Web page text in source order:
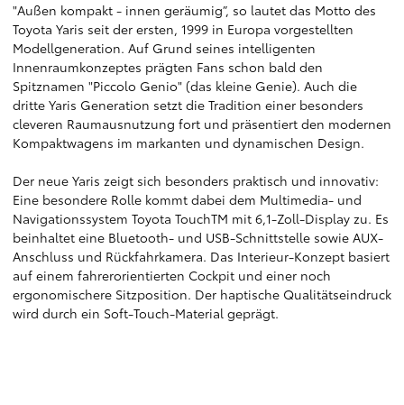
"Außen kompakt - innen geräumig”, so lautet das Motto des
Toyota Yaris seit der ersten, 1999 in Europa vorgestellten
Modellgeneration. Auf Grund seines intelligenten
Innenraumkonzeptes prägten Fans schon bald den
Spitznamen "Piccolo Genio" (das kleine Genie). Auch die
dritte Yaris Generation setzt die Tradition einer besonders
cleveren Raumausnutzung fort und präsentiert den modernen
Kompaktwagens im markanten und dynamischen Design.
Der neue Yaris zeigt sich besonders praktisch und innovativ:
Eine besondere Rolle kommt dabei dem Multimedia- und
Navigationssystem Toyota TouchTM mit 6,1-Zoll-Display zu. Es
beinhaltet eine Bluetooth- und USB-Schnittstelle sowie AUX-
Anschluss und Rückfahrkamera. Das Interieur-Konzept basiert
auf einem fahrerorientierten Cockpit und einer noch
ergonomischere Sitzposition. Der haptische Qualitätseindruck
wird durch ein Soft-Touch-Material geprägt.